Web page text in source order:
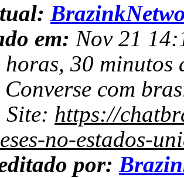
em: Nov 21
horas, 30 minutos
Converse com
https://
no-estados-
por: